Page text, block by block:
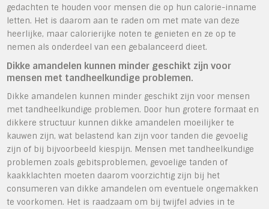
gedachten te houden voor mensen die op hun calorie-inname
letten. Het is daarom aan te raden om met mate van deze
heerlijke, maar calorierijke noten te genieten en ze op te
nemen als onderdeel van een gebalanceerd dieet.
Dikke amandelen kunnen minder geschikt zijn voor
mensen met tandheelkundige problemen.
Dikke amandelen kunnen minder geschikt zijn voor mensen
met tandheelkundige problemen. Door hun grotere formaat en
dikkere structuur kunnen dikke amandelen moeilijker te
kauwen zijn, wat belastend kan zijn voor tanden die gevoelig
zijn of bij bijvoorbeeld kiespijn. Mensen met tandheelkundige
problemen zoals gebitsproblemen, gevoelige tanden of
kaakklachten moeten daarom voorzichtig zijn bij het
consumeren van dikke amandelen om eventuele ongemakken
te voorkomen. Het is raadzaam om bij twijfel advies in te